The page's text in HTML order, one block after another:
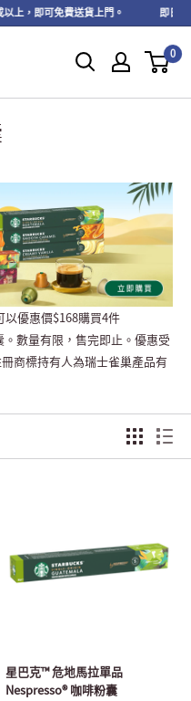
上，即可免費送貨上門。 即日起
0
優惠價$168購買4件
。數量有限，售完即止。優惠受
商標持有人為瑞士雀巢產品有
星巴克™ 危地馬拉單品
Nespresso® 咖啡粉囊